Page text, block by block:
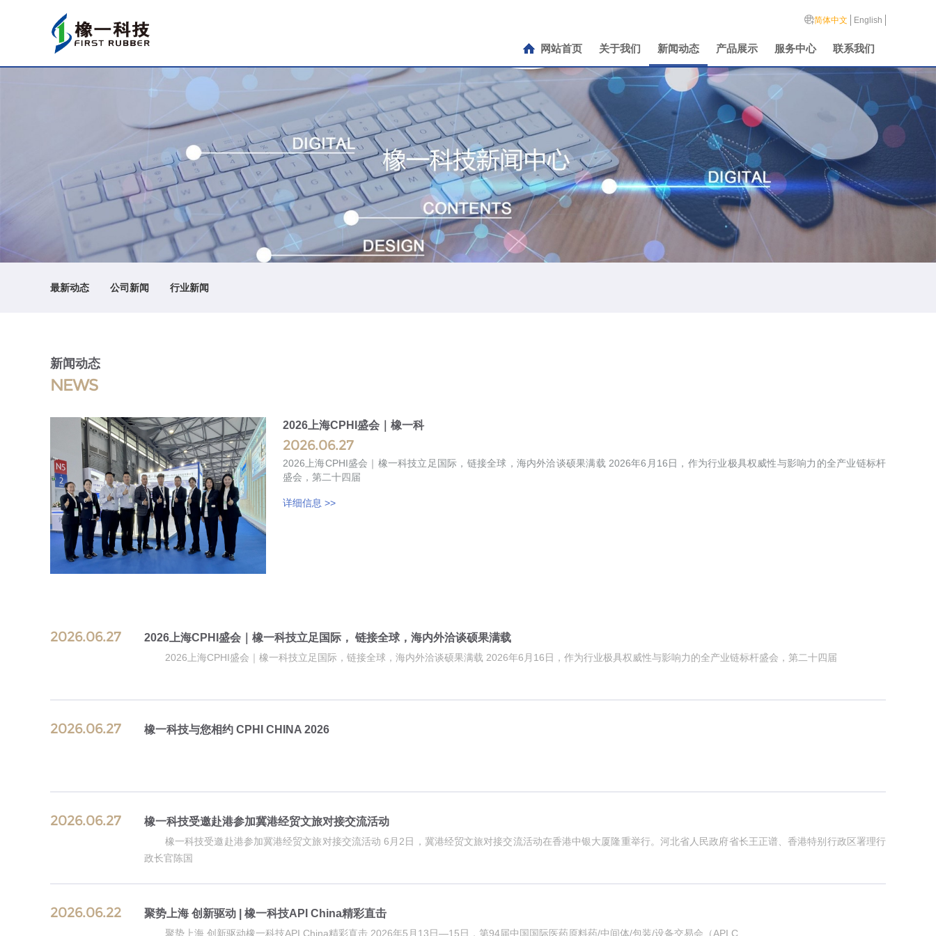
简体中文 English
网站首页 关于我们 新闻动态 产品展示 服务中心 联系我们
最新动态 公司新闻 行业新闻
新闻动态
NEWS
2026上海CPHI盛会｜橡一科
2026.06.27
2026上海CPHI盛会｜橡一科技立足国际，链接全球，海内外洽谈硕果满载 2026年6月16日，作为行业极具权威性与影响力的全产业链标杆
盛会，第二十四届
详细信息 >>
2026.06.27 2026上海CPHI盛会｜橡一科技立足国际， 链接全球，海内外洽谈硕果满载
2026上海CPHI盛会｜橡一科技立足国际，链接全球，海内外洽谈硕果满载 2026年6月16日，作为行业极具权威性与影响力的全产业链标杆盛会，第二十四届
2026.06.27 橡一科技与您相约 CPHI CHINA 2026
2026.06.27 橡一科技受邀赴港参加冀港经贸文旅对接交流活动
橡一科技受邀赴港参加冀港经贸文旅对接交流活动 6月2日，冀港经贸文旅对接交流活动在香港中银大厦隆重举行。河北省人民政府省长王正谱、香港特别行政区署理行
政长官陈国
2026.06.22 聚势上海 创新驱动 | 橡一科技API China精彩直击
聚势上海 创新驱动橡一科技API China精彩直击 2026年5月13日—15日，第94届中国国际医药原料药/中间体/包装/设备交易会（API C